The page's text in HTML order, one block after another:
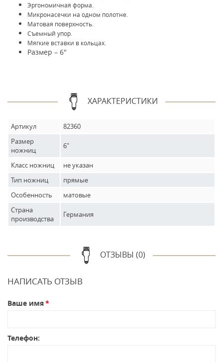
Эргономичная форма.
Микронасечки на одном полотне.
Матовая поверхность.
Съемный упор.
Мягкие вставки в кольцах.
Размер – 6"
ХАРАКТЕРИСТИКИ
Артикул
82360
Размер
ножниц
6"
Класс ножниц
не указан
Тип ножниц
прямые
Особенность
матовые
Страна
производства
Германия
ОТЗЫВЫ (0)
НАПИСАТЬ ОТЗЫВ
Ваше имя
Телефон: